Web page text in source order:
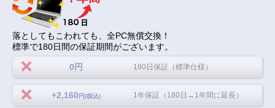
落としてもこわれても、全PC無償交換！
標準で180日間の保証期間がございます。
0円 180日保証（標準仕様）
+2,160 円(税込) 1年保証（180日→1年間に延長）